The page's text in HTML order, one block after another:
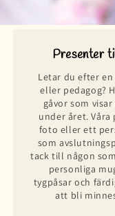
Presenter
Letar du efter
eller pedagog?
gåvor som
under året. Våra
foto eller ett
som
tack till någon
personliga
tygpåsar och
att bli